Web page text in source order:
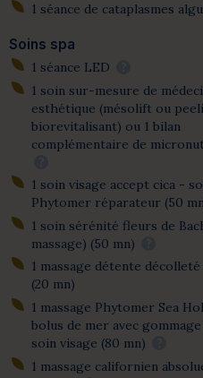
1 séance de cataplasmes
Soins spa
1 séance LED
1 soin sur-mesure de
esthétique (mésolift ou
biorevitalisant) ou 1 bilan
complémentaire de
1 soin visage accept cica -
Phytomer réparateur (50
1 soin sérénité fleurs de
massage) (50 mn)
1 massage détente
(20 mn)
1 massage Phytomer Sea
bolus de mer avec
soin visage (80 mn)
1 massage californien